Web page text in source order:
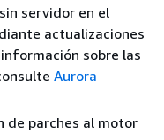
servidor en el
actualizaciones
sobre las
Aurora
de parches al motor